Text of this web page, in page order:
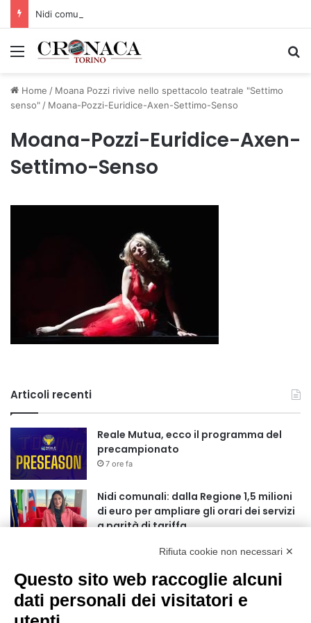
Menu
Home / Moana Pozzi rivive nello spettacolo teatrale "Settimo
senso"/ Moana-Pozzi-Euridice-Axen-Settimo-Senso
Moana-Pozzi-Euridice-Axen-
Settimo-Senso
Articoli recenti
Reale Mutua, ecco il programma del
precampionato
7 ore fa
Nidi comunali: dalla Regione 1,5 milioni
di euro per ampliare gli orari dei servizi
a parità di tariffa
collegamenti verso la collina
11 ore fa
Rifiuta cookie non necessari ✕
Questo sito web raccoglie alcuni
dati personali dei visitatori e